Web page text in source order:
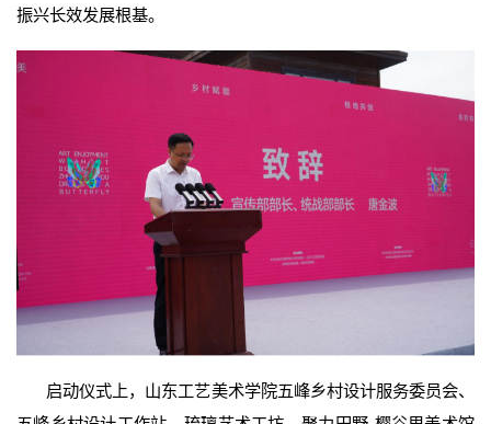
振兴长效发展根基。
启动仪式上，山东工艺美术学院五峰乡村设计服务委员会、